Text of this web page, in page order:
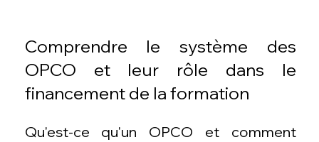
Comprendre le système des
OPCO et leur rôle dans le
financement de la formation
Qu'est-ce qu'un OPCO et comment